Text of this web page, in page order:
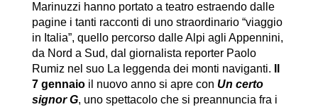
Marinuzzi hanno portato a teatro estraendo dalle
pagine i tanti racconti di uno straordinario “viaggio
in Italia”, quello percorso dalle Alpi agli Appennini,
da Nord a Sud, dal giornalista reporter Paolo
Rumiz nel suo La leggenda dei monti naviganti.
7 gennaio il nuovo anno si apre con Un certo
signor G, uno spettacolo che si preannuncia fra i